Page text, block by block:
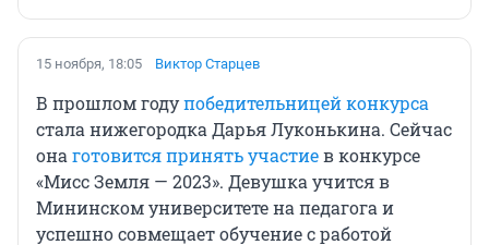
15 ноября, 18:05 Виктор Старцев
В прошлом годупобедительницей конкурса
стала нижегородка Дарья Луконькина. Сейчас
онаготовится принять участиев конкурсе
«Мисс Земля — 2023». Девушка учится в
Мининском университете на педагога и
успешно совмещает обучение с работой